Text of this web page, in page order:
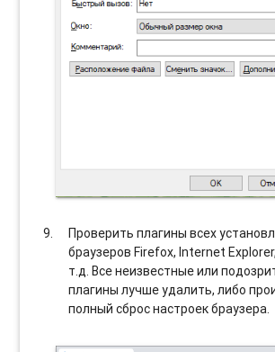
Проверить плагины всех
браузеров Firefox, Internet
т.д. Все неизвестные или
плагины лучше удалить, либо
полный сброс настроек браузера.